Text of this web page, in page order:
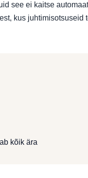
see ei kaitse
kus juhtimisotsuseid
kõik ära